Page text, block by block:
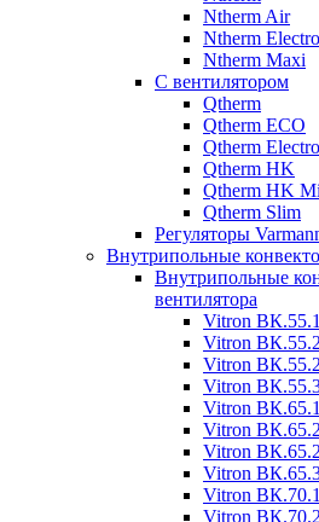
Ntherm Air
Ntherm Electro
Ntherm Maxi
С вентилятором
Qtherm
Qtherm ECO
Qtherm Electro
Qtherm HK
Qtherm HK
Qtherm Slim
Регуляторы
Внутрипольные
Внутрипольные
вентилятора
Vitron
Vitron
Vitron
Vitron
Vitron
Vitron
Vitron
Vitron
Vitron
Vitron